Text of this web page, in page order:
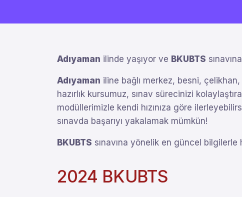
Adıyaman ilinde yaşıyor ve BKUBTS
Adıyaman iline bağlı merkez, besni,
hazırlık kursumuz, sınav sürecinizi
modüllerimizle kendi hızınıza göre
sınavda başarıyı yakalamak mümkün!
BKUBTS sınavına yönelik en güncel bilgilerle
2024 BKUBTS